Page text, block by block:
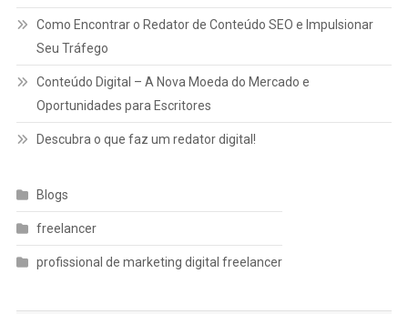
Como Encontrar o Redator de Conteúdo SEO e Impulsionar
Seu Tráfego
Conteúdo Digital – A Nova Moeda do Mercado e
Oportunidades para Escritores
Descubra o que faz um redator digital!
Blogs
freelancer
profissional de marketing digital freelancer